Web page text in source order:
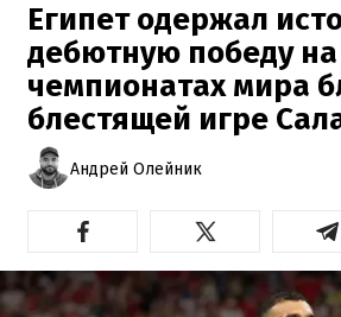
Египет одержал
дебютную победу на
чемпионатах мира
блестящей игре
Андрей Олейник